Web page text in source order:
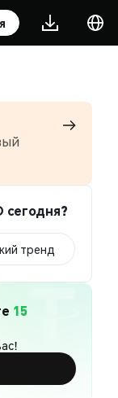
сегодня?
тренд
15